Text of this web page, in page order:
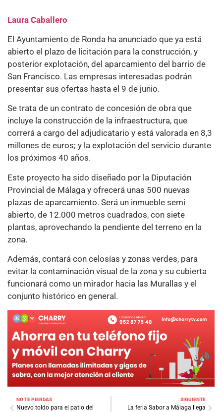
Laura Caballero
El Ayuntamiento de Ronda ha anunciado que ya está
abierto el plazo de licitación para la construcción, y
posterior explotación, del aparcamiento del barrio de
San Francisco. Las empresas interesadas podrán
presentar sus ofertas hasta el 9 de junio.
Se trata de un contrato de concesión de obra que
incluye la construcción de la infraestructura, que
correrá a cargo del adjudicatario y está valorada en 8,3
millones de euros; y la explotación del servicio durante
los próximos 40 años.
Este proyecto ha sido diseñado por la Diputación
Provincial de Málaga y ofrecerá unas 500 nuevas
plazas de aparcamiento. Será un inmueble semi
abierto, de 12.000 metros cuadrados, con siete
plantas, aprovechando la pendiente del terreno en la
zona.
Además, contará con celosías y zonas verdes, para
evitar la contaminación visual de la zona y su cubierta
funcionará como un mirador hacia las Murallas y el
conjunto histórico en general.
NO TE PIERDAS
Nuevo toldo para el patio del
SIGUIENTE
La feria Sabor a Málaga llega